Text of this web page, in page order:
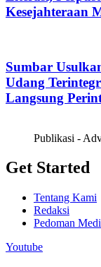
Kesejahteraan
Sumbar
Udang
Langsung
Publikasi -
Get Started
Tentang Kami
Redaksi
Pedoman
Youtube